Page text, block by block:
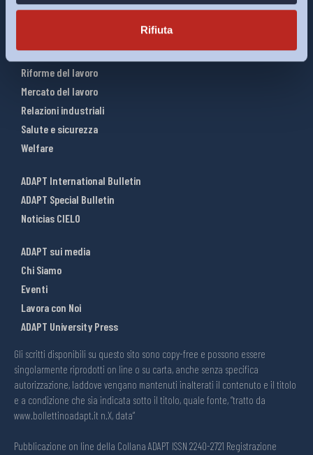
Rifiuta
Infografiche
Riforme del lavoro
Mercato del lavoro
Relazioni industriali
Salute e sicurezza
Welfare
ADAPT International Bulletin
ADAPT Special Bulletin
Noticias CIELO
ADAPT sui media
Chi Siamo
Eventi
Lavora con Noi
ADAPT University Press
Gli scritti disponibili su questo sito sono copy-free e possono essere
singolarmente riprodotti on line o su carta, anche senza specifica
autorizzazione, laddove vengano mantenuti inalterati il contenuto e il titolo
e a condizione che sia indicata sotto il titolo, quale fonte, “tratto da
www.bollettinoadapt.it n.X, data“
Pubblicazione on line della Collana ADAPT ISSN 2240-2721 Registrazione